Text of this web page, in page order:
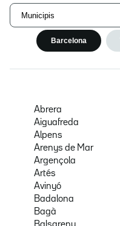
Municipis
Barcelona
Abrera
Aiguafreda
Alpens
Arenys de Mar
Argençola
Artés
Avinyó
Badalona
Bagà